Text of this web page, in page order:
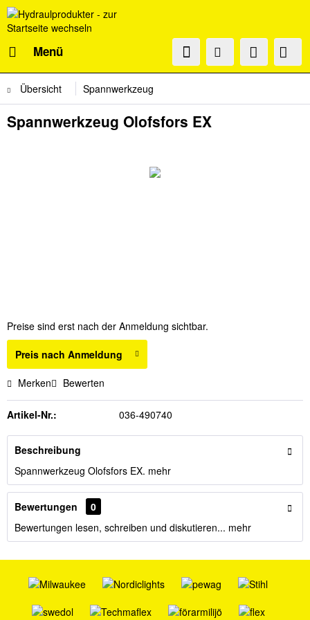
Menü
Übersicht Spannwerkzeug
Spannwerkzeug Olofsfors EX
Preise sind erst nach der Anmeldung sichtbar.
Preis nach Anmeldung
Merken Bewerten
Artikel-Nr.: 036-490740
Beschreibung
Spannwerkzeug Olofsfors EX. mehr
Bewertungen
0
Bewertungen lesen, schreiben und diskutieren... mehr